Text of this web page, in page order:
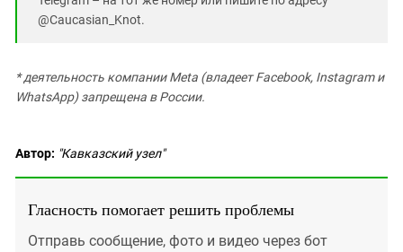
@Caucasian_Knot.
* деятельность компании Meta (владеет Facebook, Instagram и
WhatsApp) запрещена в России.
Автор: "Кавказский узел"
Гласность помогает решить проблемы
Отправь сообщение, фото и видео через бот